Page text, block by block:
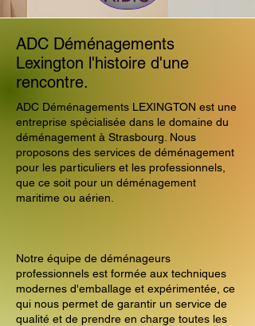
ADC Déménagements
Lexington l'histoire d'une
rencontre.
ADC Déménagements LEXINGTON est une
entreprise spécialisée dans le domaine du
déménagement à Strasbourg. Nous
proposons des services de déménagement
pour les particuliers et les professionnels,
que ce soit pour un déménagement
maritime ou aérien.
Notre équipe de déménageurs
professionnels est formée aux techniques
modernes d'emballage et expérimentée, ce
qui nous permet de garantir un service de
qualité et de prendre en charge toutes les